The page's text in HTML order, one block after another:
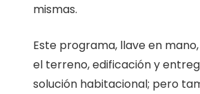
mismas.
Este programa, llave en
el terreno, edificación y
solución habitacional; pero